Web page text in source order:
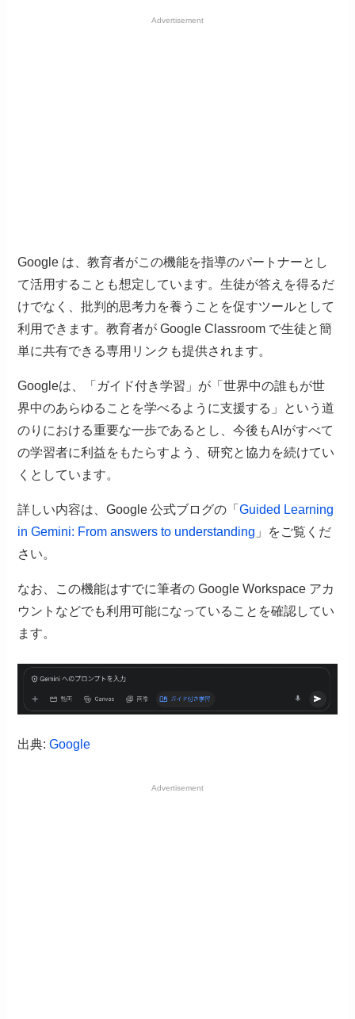
Advertisement
Google は、教育者がこの機能を指導のパートナーとし
て活用することも想定しています。生徒が答えを得るだ
けでなく、批判的思考力を養うことを促すツールとして
利用できます。教育者が Google Classroom で生徒と簡
単に共有できる専用リンクも提供されます。
Googleは、「ガイド付き学習」が「世界中の誰もが世
界中のあらゆることを学べるように支援する」という道
のりにおける重要な一歩であるとし、今後もAIがすべて
の学習者に利益をもたらすよう、研究と協力を続けてい
くとしています。
詳しい内容は、Google 公式ブログの「Guided Learning
in Gemini: From answers to understanding 」をご覧くだ
さい。
なお、この機能はすでに筆者の Google Workspace アカ
ウントなどでも利用可能になっていることを確認してい
ます。
出典:Google
Advertisement